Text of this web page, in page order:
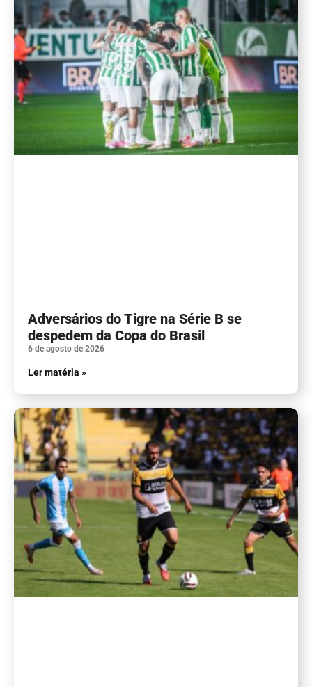
Adversários do Tigre na Série B se
despedem da Copa do Brasil
6 de agosto de 2026
Ler matéria »